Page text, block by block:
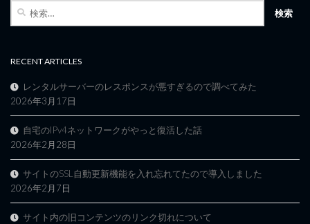
検
RECENT ARTICLES
レンタルサーバーのレスポンスが悪すぎるので調べてみた
2026年3月17日
自宅のIPv4ネットワークがやっと復活した話
2026年2月28日
サイトのSSL自動更新機能を入れ忘れてたので導入しました
2026年2月7日
サイト内の旧コンテンツのリンク切れについて